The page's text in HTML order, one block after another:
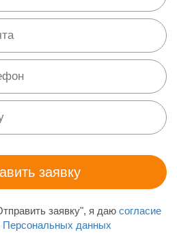
заявку", я даю согласие
Персональных данных